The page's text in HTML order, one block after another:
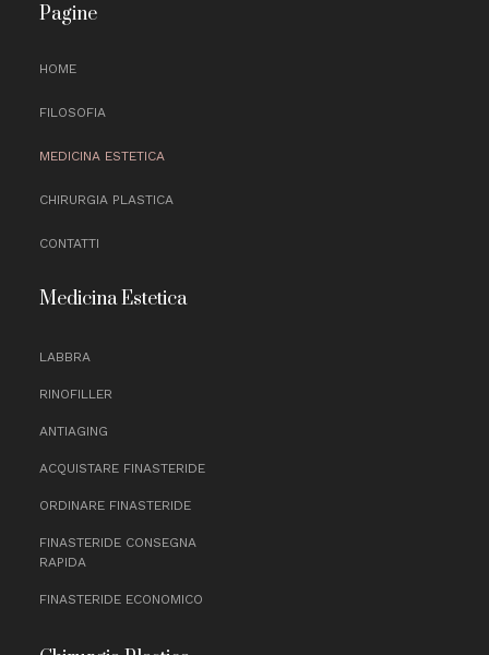
Pagine
HOME
FILOSOFIA
MEDICINA ESTETICA
CHIRURGIA PLASTICA
CONTATTI
Medicina Estetica
LABBRA
RINOFILLER
ANTIAGING
ACQUISTARE FINASTERIDE
ORDINARE FINASTERIDE
FINASTERIDE CONSEGNA
RAPIDA
FINASTERIDE ECONOMICO